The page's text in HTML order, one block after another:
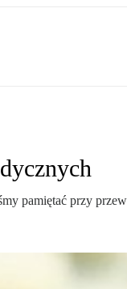
pamiętać przy